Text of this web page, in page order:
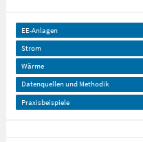
EE-Anlagen
Strom
Wärme
Datenquellen und Methodik
Praxisbeispiele